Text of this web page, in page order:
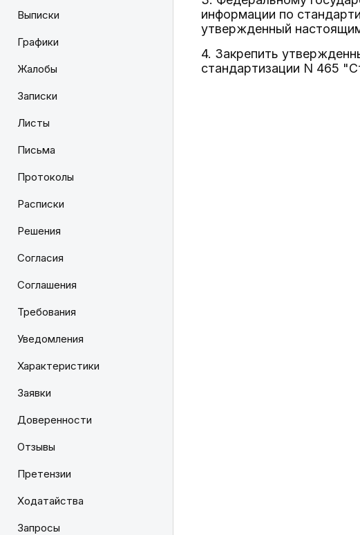
Выписки
Графики
Жалобы
Записки
Листы
Письма
Протоколы
Расписки
Решения
Согласия
Соглашения
Требования
Уведомления
Характеристики
Заявки
Доверенности
Отзывы
Претензии
Ходатайства
Запросы
информации по
утвержденный
4. Закрепить
стандартизации N 465